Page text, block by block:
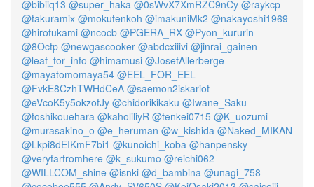
@bibiiq13 @super_haka @0sWvX7XmRZC9nCy @raykcp
@takuramix @mokutenkoh @imakuniMk2 @nakayoshi1969
@hirofukami @ncocb @PGERA_RX @Pyon_kururin
@8Octp @newgascooker @abdcxiiivi @jinrai_gainen
@leaf_for_info @himamusi @JosefAllerberge
@mayatomomaya54 @EEL_FOR_EEL
@FvkE8CzhTWHdCeA @saemon2iskariot
@eVcoK5y5okzofJy @chidorikikaku @Iwane_Saku
@toshikouehara @kaholiliyR @tenkei0715 @K_uozumi
@murasakino_o @e_heruman @w_kishida @Naked_MIKAN
@Lkpi8dEIKmF7bi1 @kunoichi_koba @hanpensky
@veryfarfromhere @k_sukumo @reichi062
@WILLCOM_shine @isnki @d_bambina @unagi_758